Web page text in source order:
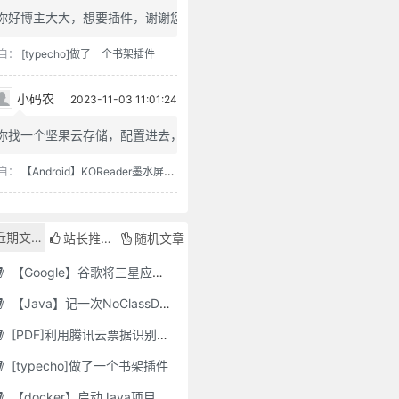
好博主大大，想要插件，谢谢您
： [typecho]做了一个书架插件
小码农 2023-11-03 11:01:24
找一个坚果云存储，配置进去，...
： 【Android】KOReader墨水屏用阅读器
期文章 站长推荐 随机文章
【Google】谷歌将三星应用程序标记为“有害”，并要求用户删除它们
【Java】记一次NoClassDefFoundError错误修复
[PDF]利用腾讯云票据识别接口自动修改PDF文件名
[typecho]做了一个书架插件